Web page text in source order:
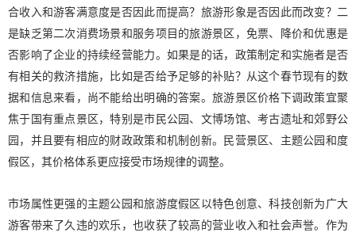
合收入和游客满意度是否因此而提高？旅游形象是否因此而改变？二
是缺乏第二次消费场景和服务项目的旅游景区，免票、降价和优惠是
否影响了企业的持续经营能力。如果是的话，政策制定和实施者是否
有相关的救济措施，比如是否给予足够的补贴？从这个春节现有的数
据和信息来看，尚不能给出明确的答案。旅游景区价格下调政策宜聚
焦于国有重点景区，特别是市民公园、文博场馆、考古遗址和郊野公
园，并且要有相应的财政政策和机制创新。民营景区、主题公园和度
假区，其价格体系更应接受市场规律的调整。
市场属性更强的主题公园和旅游度假区以特色创意、科技创新为广大
游客带来了久违的欢乐，也收获了较高的营业收入和社会声誉。作为